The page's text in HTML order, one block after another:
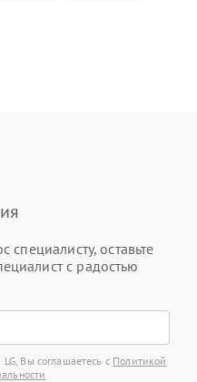
специалисту, оставьте
с радостью
Вы соглашаетесь с Политикой